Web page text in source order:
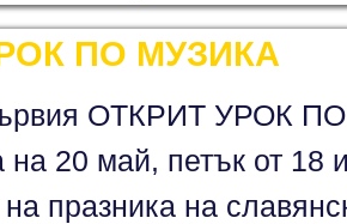
ПО МУЗИКА
ОТКРИТ УРОК
20 май, петък от 18
празника на